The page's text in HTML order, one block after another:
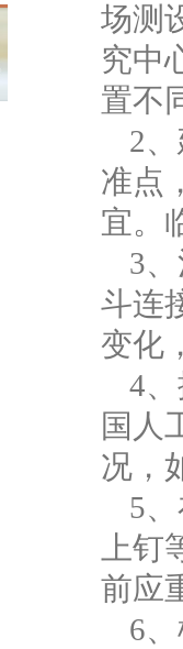
场测
究中
置不
2
准点
宜。
3
斗连
变化
4
国人
况，
5
上钉
前应
6